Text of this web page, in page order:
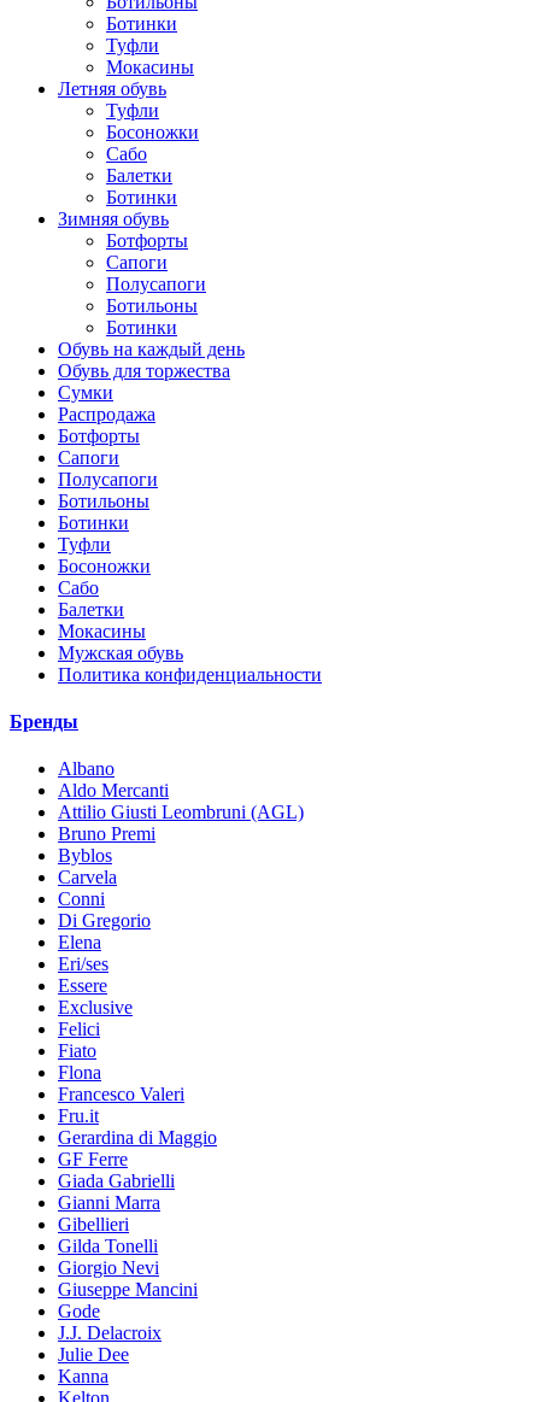
Ботинки
Туфли
Мокасины
Летняя обувь
Туфли
Босоножки
Сабо
Балетки
Ботинки
Зимняя обувь
Ботфорты
Сапоги
Полусапоги
Ботильоны
Ботинки
Обувь на каждый день
Обувь для торжества
Сумки
Распродажа
Ботфорты
Сапоги
Полусапоги
Ботильоны
Ботинки
Туфли
Босоножки
Сабо
Балетки
Мокасины
Мужская обувь
Политика конфиденциальности
Бренды
Albano
Aldo Mercanti
Attilio Giusti Leombruni (AGL)
Bruno Premi
Byblos
Carvela
Conni
Di Gregorio
Elena
Eri/ses
Essere
Exclusive
Felici
Fiato
Flona
Francesco Valeri
Fru.it
Gerardina di Maggio
GF Ferre
Giada Gabrielli
Gianni Marra
Gibellieri
Gilda Tonelli
Giorgio Nevi
Giuseppe Mancini
Gode
J.J. Delacroix
Julie Dee
Kanna